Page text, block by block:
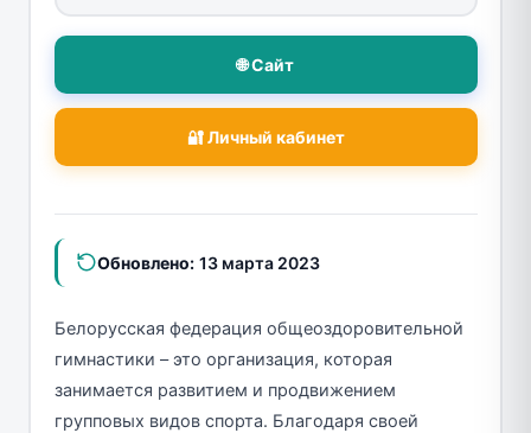
🌐 Сайт
🔐 Личный кабинет
Обновлено: 13 марта 2023
Белорусская федерация общеоздоровительной
гимнастики – это организация, которая
занимается развитием и продвижением
групповых видов спорта. Благодаря своей